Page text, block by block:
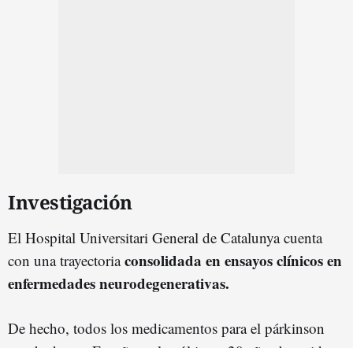
Investigación
El Hospital Universitari General de Catalunya cuenta
con una trayectoriaconsolidada en ensayos clínicos en
enfermedades neurodegenerativas.
De hecho, todos los medicamentos para el párkinson